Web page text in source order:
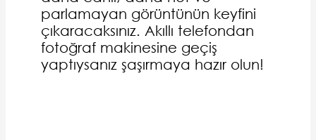
parlamayan görüntünün keyfini
çıkaracaksınız. Akıllı telefondan
fotoğraf makinesine geçiş
yaptıysanız şaşırmaya hazır olun!